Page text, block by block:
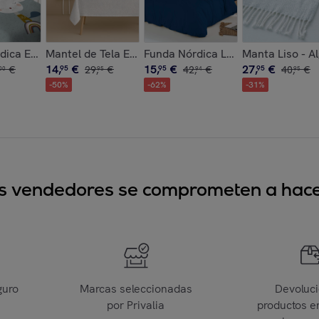
- 300 gr/m² con Tacto Pluma - Ona Gray
- 100% Algodón - Half panamá - Sacchio
Estampada - Reversible - Infantil - Cierre Solapa -
€
Mantel de Tela Estampado - Antimanchas - 100%
14,95 € 29,95 €
-50%
Funda Nórdica Lisa - 100%
15,95 € 42,94 €
-62%
Manta Liso -
27,95 € 40,95 €
-31%
vendedores se comprometen a
Marcas seleccionadas
por Privalia
productos